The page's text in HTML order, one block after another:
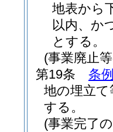
地表から
以内、か
とする。
(事業廃止
第19条
条
地の埋立て
する。
(事業完了